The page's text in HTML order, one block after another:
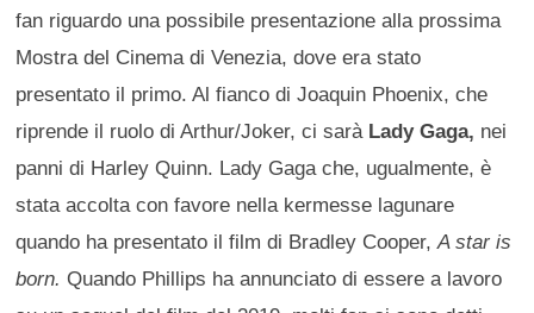
fan riguardo una possibile presentazione alla prossima
Mostra del Cinema di Venezia, dove era stato
presentato il primo. Al fianco di Joaquin Phoenix, che
riprende il ruolo di Arthur/Joker, ci sarà Lady Gaga, nei
panni di Harley Quinn. Lady Gaga che, ugualmente, è
stata accolta con favore nella kermesse lagunare
quando ha presentato il film di Bradley Cooper,A star is
born.Quando Phillips ha annunciato di essere a lavoro